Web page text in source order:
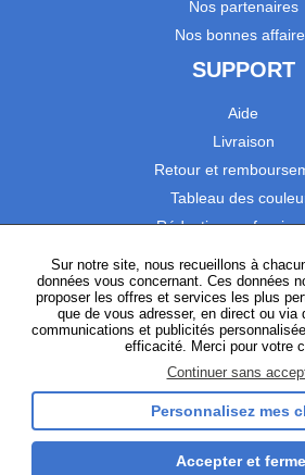
Nos partenaires
Nos bonnes
SUPPORT
Aide
Livraison
Retour et
Tableau des
Réduction
Satisfaction
SUIVEZ-
InstagramTikTokFacebook
Sur notre site, nous recueillons à
données vous concernant. Ces données
proposer les offres et services les plus
que de vous adresser, en direct ou via
communications et publicités
efficacité. Merci pour votre
Continuer sans
Personnalisez mes
Accepter et